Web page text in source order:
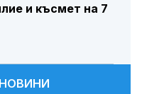
и късмет на 7